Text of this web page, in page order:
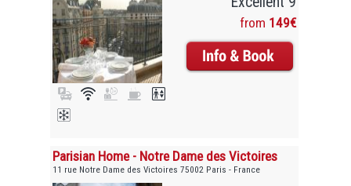
from 149€
Parisian Home - Notre Dame des Victoires
11 rue Notre Dame des Victoires 75002 Paris - France